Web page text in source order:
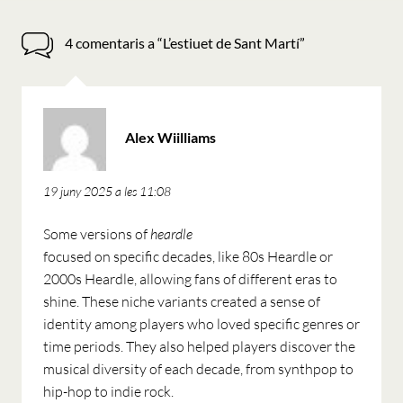
4 comentaris a “L’estiuet de Sant Martí”
Alex Wiilliams
19 juny 2025 a les 11:08
Some versions ofheardle
focused on specific decades, like 80s Heardle or
2000s Heardle, allowing fans of different eras to
shine. These niche variants created a sense of
identity among players who loved specific genres or
time periods. They also helped players discover the
musical diversity of each decade, from synthpop to
hip-hop to indie rock.